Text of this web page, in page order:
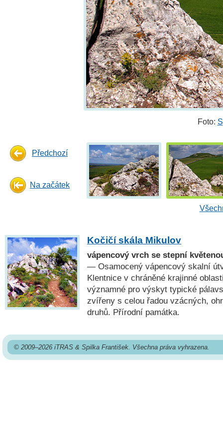
Foto:
Předchozí
Na začátek
Kočičí skála Mikulov
vápencový vrch se stepní
— Osamocený vápencový skalní
Klentnice v chráněné krajinné
významné pro výskyt typické
zvířeny s celou řadou vzácných,
druhů. Přírodní památka.
© 2009–2026 iTRAS & Spilka František. Všechna práva vyhrazena.